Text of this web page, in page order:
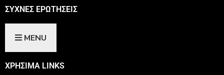
ΣΥΧΝΕΣ ΕΡΩΤΗΣΕΙΣ
MENU
ΧΡΗΣIΜΑ LINKS